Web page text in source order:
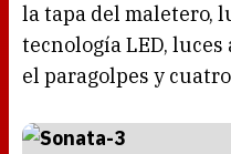
la tapa del maletero,
tecnología LED,
el paragolpes y